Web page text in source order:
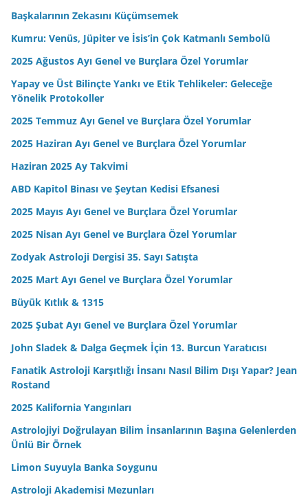
Başkalarının Zekasını Küçümsemek
Kumru: Venüs, Jüpiter ve İsis’in Çok Katmanlı Sembolü
2025 Ağustos Ayı Genel ve Burçlara Özel Yorumlar
Yapay ve Üst Bilinçte Yankı ve Etik Tehlikeler: Geleceğe
Yönelik Protokoller
2025 Temmuz Ayı Genel ve Burçlara Özel Yorumlar
2025 Haziran Ayı Genel ve Burçlara Özel Yorumlar
Haziran 2025 Ay Takvimi
ABD Kapitol Binası ve Şeytan Kedisi Efsanesi
2025 Mayıs Ayı Genel ve Burçlara Özel Yorumlar
2025 Nisan Ayı Genel ve Burçlara Özel Yorumlar
Zodyak Astroloji Dergisi 35. Sayı Satışta
2025 Mart Ayı Genel ve Burçlara Özel Yorumlar
Büyük Kıtlık & 1315
2025 Şubat Ayı Genel ve Burçlara Özel Yorumlar
John Sladek & Dalga Geçmek İçin 13. Burcun Yaratıcısı
Fanatik Astroloji Karşıtlığı İnsanı Nasıl Bilim Dışı Yapar? Jean
Rostand
2025 Kalifornia Yangınları
Astrolojiyi Doğrulayan Bilim İnsanlarının Başına Gelenlerden
Ünlü Bir Örnek
Limon Suyuyla Banka Soygunu
Astroloji Akademisi Mezunları